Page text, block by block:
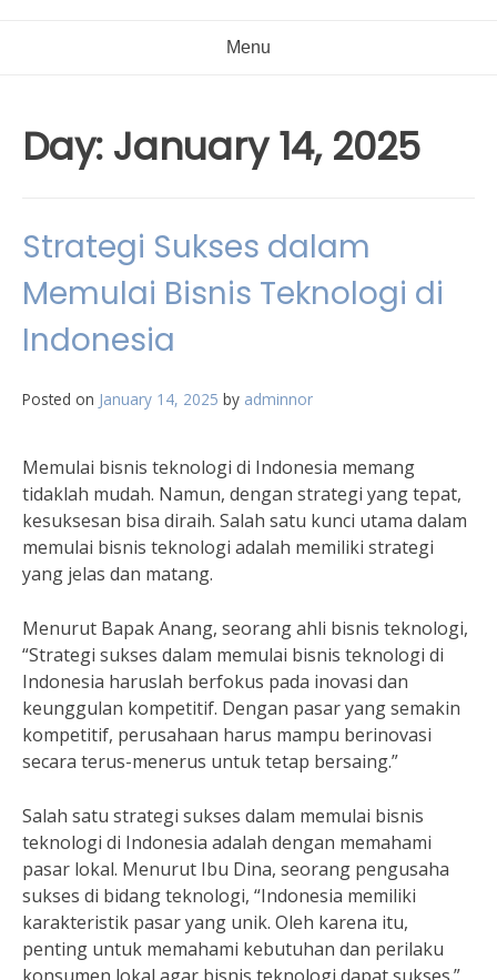
Menu
Day: January 14, 2025
Strategi Sukses dalam
Memulai Bisnis Teknologi di
Indonesia
Posted on January 14, 2025 by adminnor
Memulai bisnis teknologi di Indonesia memang
tidaklah mudah. Namun, dengan strategi yang tepat,
kesuksesan bisa diraih. Salah satu kunci utama dalam
memulai bisnis teknologi adalah memiliki strategi
yang jelas dan matang.
Menurut Bapak Anang, seorang ahli bisnis teknologi,
“Strategi sukses dalam memulai bisnis teknologi di
Indonesia haruslah berfokus pada inovasi dan
keunggulan kompetitif. Dengan pasar yang semakin
kompetitif, perusahaan harus mampu berinovasi
secara terus-menerus untuk tetap bersaing.”
Salah satu strategi sukses dalam memulai bisnis
teknologi di Indonesia adalah dengan memahami
pasar lokal. Menurut Ibu Dina, seorang pengusaha
sukses di bidang teknologi, “Indonesia memiliki
karakteristik pasar yang unik. Oleh karena itu,
penting untuk memahami kebutuhan dan perilaku